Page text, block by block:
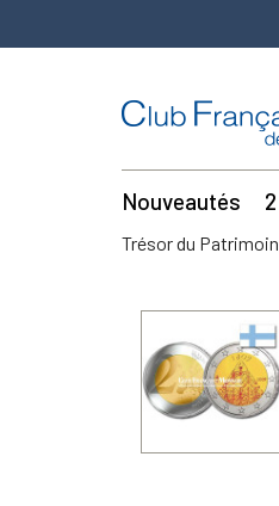
Nouveautés
Trésor du